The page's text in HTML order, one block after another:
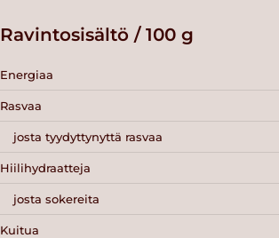
Ravintosisältö / 100 g
Energiaa
Rasvaa
josta tyydyttynyttä rasvaa
Hiilihydraatteja
josta sokereita
Kuitua